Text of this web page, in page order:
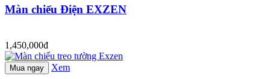
Màn chiếu Điện EXZEN
1,450,000đ
Mua ngay Xem